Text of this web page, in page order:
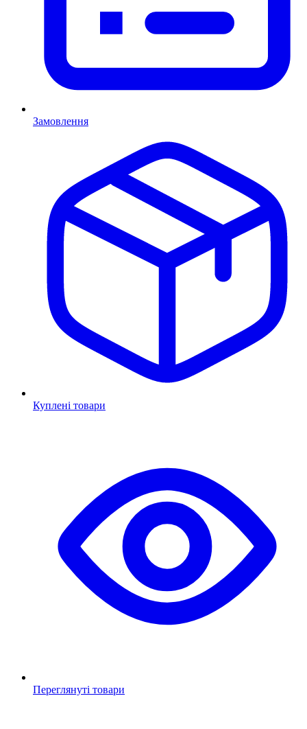
Замовлення
Куплені товари
Переглянуті товари